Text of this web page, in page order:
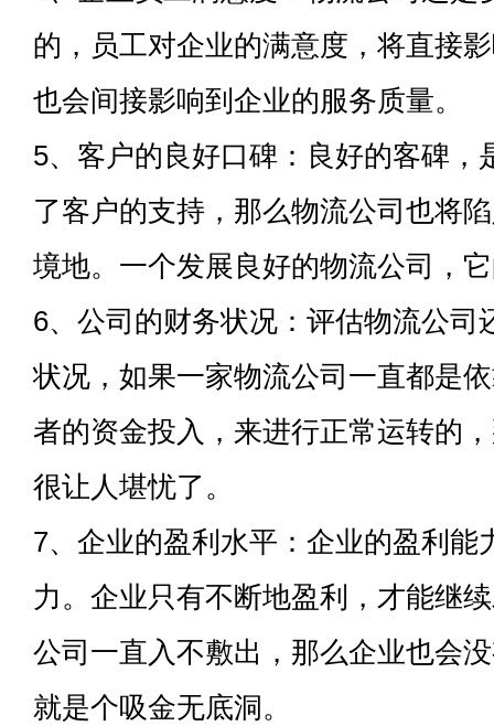
的，员工对企业的满意度，将直接
也会间接影响到企业的服务质量。
5、客户的良好口碑：良好的客碑，
了客户的支持，那么物流公司也将
境地。一个发展良好的物流公司，
6、公司的财务状况：评估物流公司
状况，如果一家物流公司一直都是
者的资金投入，来进行正常运转的
很让人堪忧了。
7、企业的盈利水平：企业的盈利能
力。企业只有不断地盈利，才能继
公司一直入不敷出，那么企业也会
就是个吸金无底洞。